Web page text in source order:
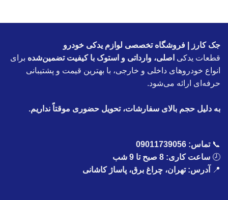
جک کارز | فروشگاه تخصصی لوازم یدکی خودرو
قطعات یدکی اصلی، وارداتی و استوک با کیفیت تضمین‌شده برای
انواع خودروهای داخلی و خارجی، با بهترین قیمت و پشتیبانی
حرفه‌ای ارائه می‌شود.
به دلیل حجم بالای سفارشات، تحویل حضوری موقتاً نداریم.
📞تماس: 09011739056
🕗 ساعت کاری: 8 صبح تا 9 شب
📍
آدرس: تهران، چراغ برق، پاساژ کاشانی